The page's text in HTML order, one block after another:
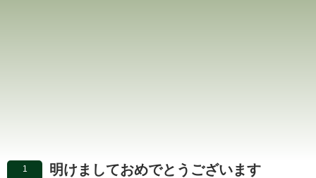
1
明けましておめでとうございます